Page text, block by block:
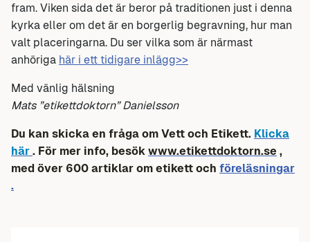
fram. Viken sida det är beror på traditionen just i denna
kyrka eller om det är en borgerlig begravning, hur man
valt placeringarna. Du ser vilka som är närmast
anhöriga här i ett tidigare inlägg>>
Med vänlig hälsning
Mats ”etikettdoktorn” Danielsson
Du kan skicka en fråga om Vett och Etikett. Klicka
här . För mer info, besök www.etikettdoktorn.se ,
med över 600 artiklar om etikett och föreläsningar
.